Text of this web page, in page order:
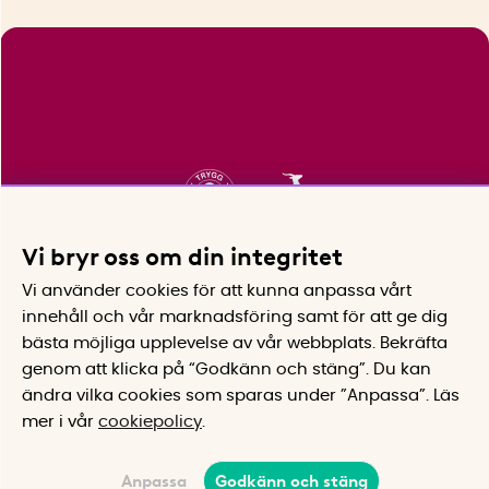
Vi bryr oss om din integritet
Vi använder cookies för att kunna anpassa vårt
innehåll och vår marknadsföring samt för att ge dig
bästa möjliga upplevelse av vår webbplats.
Bekräfta
genom att klicka på “Godkänn och stäng”. Du kan
ändra vilka cookies som sparas under ”Anpassa”.
Läs
mer i vår cookiepolicy
Anpassa Godkänn och stäng